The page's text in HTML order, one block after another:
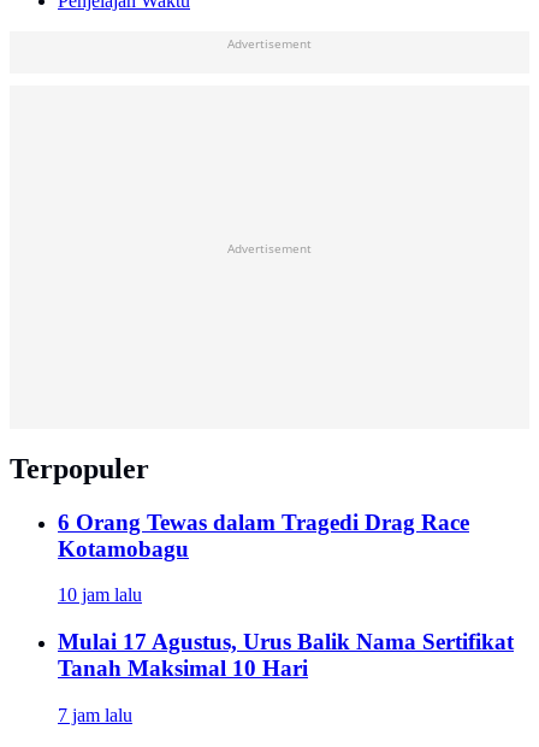
Advertisement
Advertisement
Terpopuler
6 Orang Tewas dalam Tragedi Drag Race
Kotamobagu
10 jam lalu
Mulai 17 Agustus, Urus Balik Nama Sertifikat
Tanah Maksimal 10 Hari
7 jam lalu